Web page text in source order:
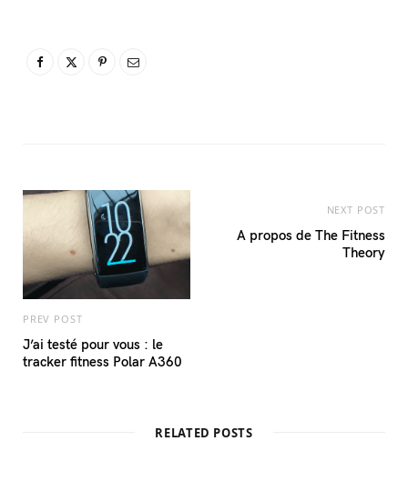
PREV POST
J’ai testé pour vous : le
tracker fitness Polar A360
NEXT POST
A propos de The Fitness
Theory
RELATED POSTS